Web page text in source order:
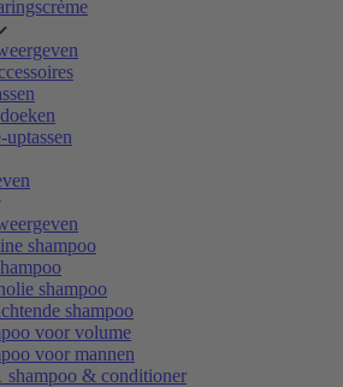
uptassen
shampoo
shampoo
shampoo
voor volume
voor mannen
shampoo & conditioner